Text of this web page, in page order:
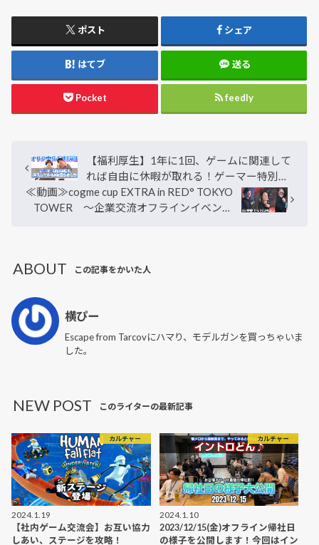
ポスト シェア
はてブ 送る
Pocket feedly
【福利厚生】1年に1回、ゲームに関連して
れば自由に休暇が取れる！ゲーマー特別休
暇を導入してから1年経ちました。【振り返
り】
≪動画≫cogme cup EXTRA in RED° TOKYO
TOWER ～企業交流オフラインイベント
ABOUT この記事をかいた人
横ぴー
Escape from Tarcovにハマり、モデルガンを買っちゃいま
した。
NEW POST このライターの最新記事
カルチャー
2024.1.19
【社内ゲーム交流会】お互い協力
しあい、ステージを攻略！
カルチャー
2024.1.10
2023/12/15(金)オフライン帰社日
の様子を公開します！今回はイン